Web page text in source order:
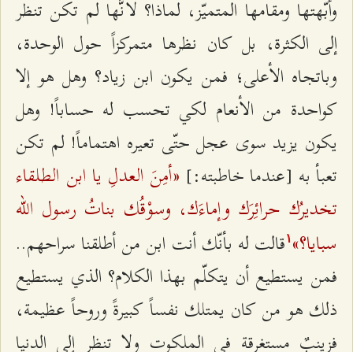
وأبّهتها ومقامها المتميّز، لماذا؟ لأنَّها لم تكن تنظر
إلى الكثرة، بل كان نظرها متمركزاً حول الوحدة،
وباتجاه الأعلى؛ فمن يكون ابن زياد؟ وهل هو إلا
كواحدة من الأنعام لكي تحسب له حساباً! وهل
يكون يزيد سوى عجل حتّى تعيره اهتماماً! لم تكن
تعبأ به [عندما خاطبته:] «أمِنَ العدلِ يا ابن الطلقاء
تخديرُك حرائِرَك وإماءَك، وسوْقُك بناتُ رسول الله
سبايا؟» ۱قالت له بأنّك أنت ابن من أطلقنا سراحهم..
فمن يستطيع أن يتكلّم بهذا الكلام؟ الذي يستطيع
ذلك هو من كان يمتلك نفساً كبيرةً وروحاً عظيمة،
فزينبٌ مستغرقة في الملكوت ولا تنظر إلى الدنيا